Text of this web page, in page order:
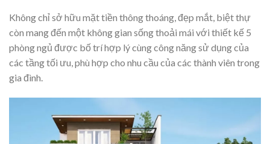
Không chỉ sở hữu mặt tiền thông thoáng, đẹp mắt, biệt thự
còn mang đến một không gian sống thoải mái với thiết kế 5
phòng ngủ được bố trí hợp lý cùng công năng sử dụng của
các tầng tối ưu, phù hợp cho nhu cầu của các thành viên trong
gia đình.